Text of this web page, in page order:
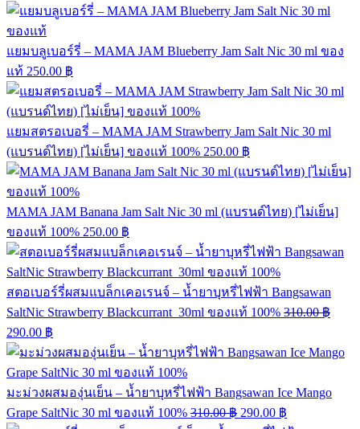
แยมบลูเบอร์รี่ – MAMA JAM Blueberry Jam Salt Nic 30 ml ของ
แท้ 250.00 ฿
แยมสตรอเบอรี่ – MAMA JAM Strawberry Jam Salt Nic 30 ml
(แบรนด์ไทย) [ไม่เย็น] ของแท้ 100% 250.00 ฿
MAMA JAM Banana Jam Salt Nic 30 ml (แบรนด์ไทย) [ไม่เย็น]
ของแท้ 100% 250.00 ฿
สตอเบอร์รี่ผสมแบล็กเคอเรนจ์ – น้ำยาบุหรี่ไฟฟ้า Bangsawan
SaltNic Strawberry Blackcurrant 30ml ของแท้ 100% 310.00฿
290.00 ฿
มะม่วงผสมองุ่นเย็น – น้ำยาบุหรี่ไฟฟ้า Bangsawan Ice Mango
Grape SaltNic 30 ml ของแท้ 100% 310.00฿ 290.00 ฿